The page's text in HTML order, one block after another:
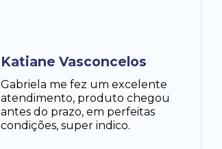
Gabriela me fez um excelente
atendimento, produto chegou
antes do prazo, em perfeitas
condições, super indico.
Katiane Vasconcelos